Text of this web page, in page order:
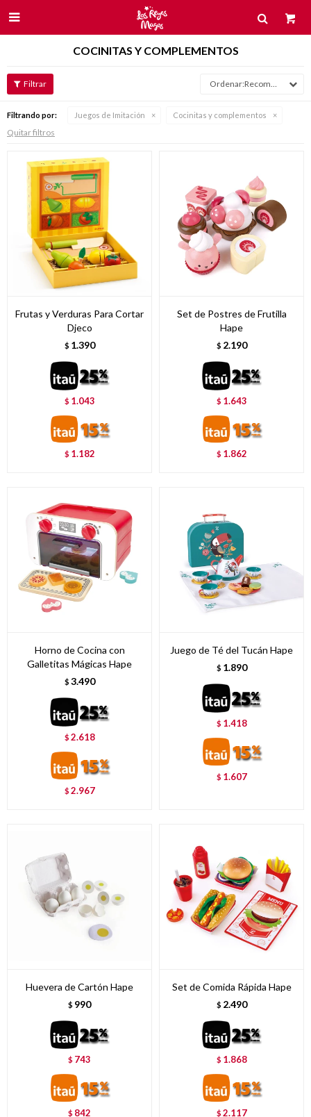

COCINITAS Y COMPLEMENTOS
Recomendados
Filtrando por: Juegos de Imitación Cocinitas y complementos
Quitar filtros
Frutas y Verduras Para Cortar
Djeco
$ 1.390
$ 1.043
$ 1.182
Set de Postres de Frutilla
Hape
$ 2.190
$ 1.643
$ 1.862
Horno de Cocina con
Galletitas Mágicas Hape
$ 3.490
$2.618
$2.967
Juego de Té del Tucán Hape
$ 1.890
$ 1.418
$ 1.607
Huevera de Cartón Hape
$ 990
$ 743
$ 842
Set de Comida Rápida Hape
$ 2.490
$ 1.868
$2.117